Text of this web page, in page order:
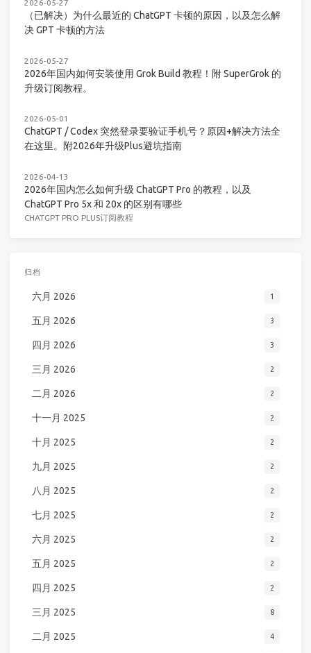
2026-05-27
（已解决）为什么最近的 ChatGPT 卡顿的原因，以及怎么解
决 GPT 卡顿的方法
2026-05-27
2026年国内如何安装使用 Grok Build 教程！附 SuperGrok 的
升级订阅教程。
2026-05-01
ChatGPT / Codex 突然登录要验证手机号？原因+解决方法全
在这里。附2026年升级Plus避坑指南
2026-04-13
2026年国内怎么如何升级 ChatGPT Pro 的教程，以及
ChatGPT Pro 5x 和 20x 的区别有哪些
CHATGPT PRO PLUS订阅教程
归档
六月 2026 1
五月 2026 3
四月 2026 3
三月 2026 2
二月 2026 2
十一月 2025 2
十月 2025 2
九月 2025 2
八月 2025 2
七月 2025 2
六月 2025 2
五月 2025 2
四月 2025 2
三月 2025 8
二月 2025 4